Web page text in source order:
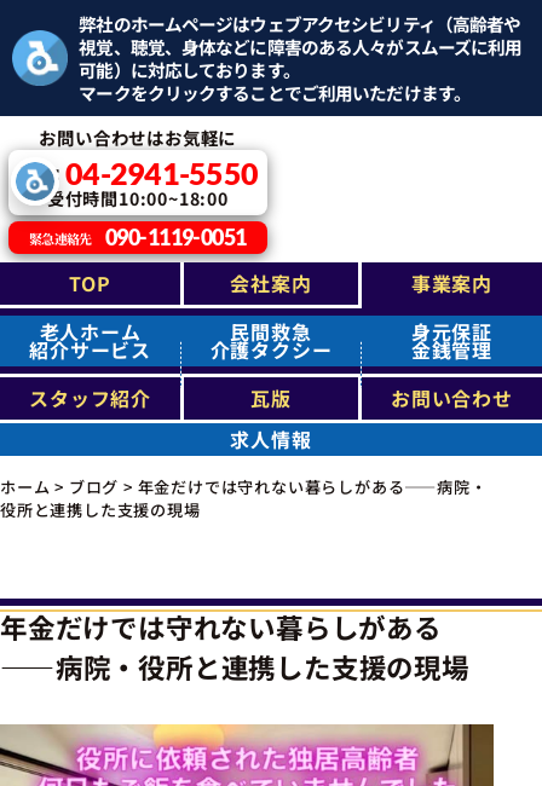
弊社のホームページはウェブアクセシビリティ（高齢者や
視覚、聴覚、身体などに障害のある人々がスムーズに利用
可能）に対応しております。
マークをクリックすることでご利用いただけます。
お問い合わせはお気軽に
TEL：04-2941-5550
受付時間10:00~18:00
緊急連絡先 090-1119-0051
TOP 会社案内
事業案内
老人ホーム
紹介サービス
民間救急
介護タクシー
身元保証
金銭管理
スタッフ紹介
瓦版
お問い合わせ
求人情報
ホーム > ブログ > 年金だけでは守れない暮らしがある――病院・
役所と連携した支援の現場
年金だけでは守れない暮らしがある
――病院・役所と連携した支援の現場